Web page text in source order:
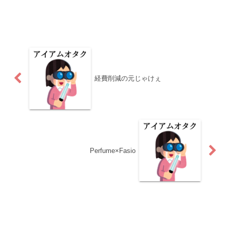
経費削減の元じゃけぇ
Perfume×Fasio